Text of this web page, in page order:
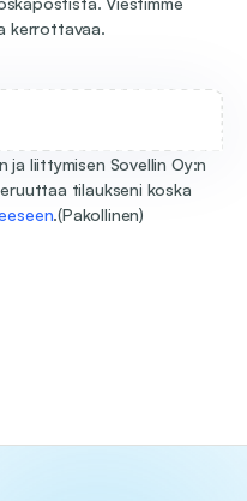
kerrottavaa.
ja liittymisen Sovellin Oy:n
tilaukseni koska
.(Pakollinen)